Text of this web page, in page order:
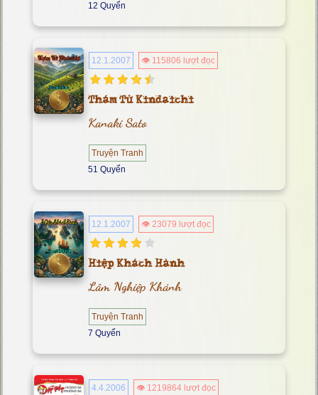
12 Quyển
12.1.2007 👁 115806 lượt đọc
Thám Tử Kindaichi
Kanaki Sato
Truyện Tranh
51 Quyển
12.1.2007 👁 23079 lượt đọc
Hiệp Khách Hành
Lâm Nghiệp Khánh
Truyện Tranh
7 Quyển
4.4.2006 👁 1219864 lượt đọc